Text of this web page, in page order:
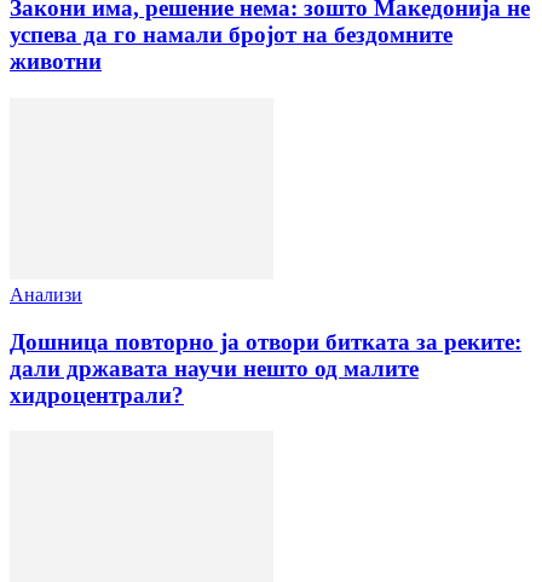
Закони има, решение нема: зошто Македонија не
успева да го намали бројот на бездомните
животни
Анализи
Дошница повторно ја отвори битката за реките:
дали државата научи нешто од малите
хидроцентрали?